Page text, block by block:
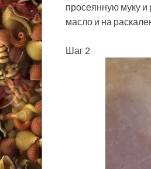
просеянную муку и
масло и на
Шаг 2